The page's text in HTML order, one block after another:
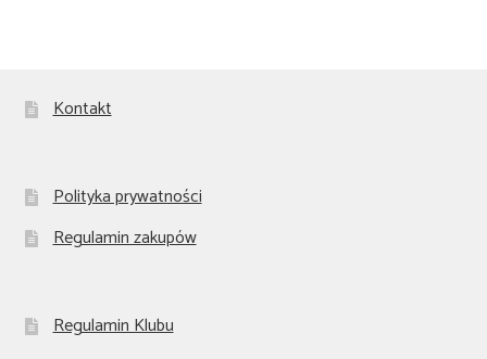
Kontakt
Polityka prywatności
Regulamin zakupów
Regulamin Klubu